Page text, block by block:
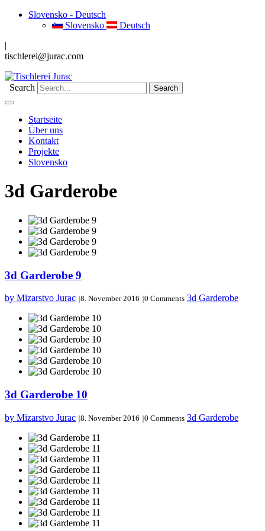
Slovensko - Deutsch
Slovensko
Deutsch
|
tischlerei@jurac.com
Search
Startseite
Über uns
Kontakt
Projekte
Slovensko
3d Garderobe
3d Garderobe 9
by Mizarstvo Jurac |8. November 2016 |0 Comments 3d Garderobe
3d Garderobe 10
by Mizarstvo Jurac |8. November 2016 |0 Comments 3d Garderobe